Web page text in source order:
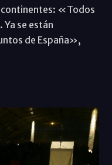
continentes: «Todos
se están
de España»,